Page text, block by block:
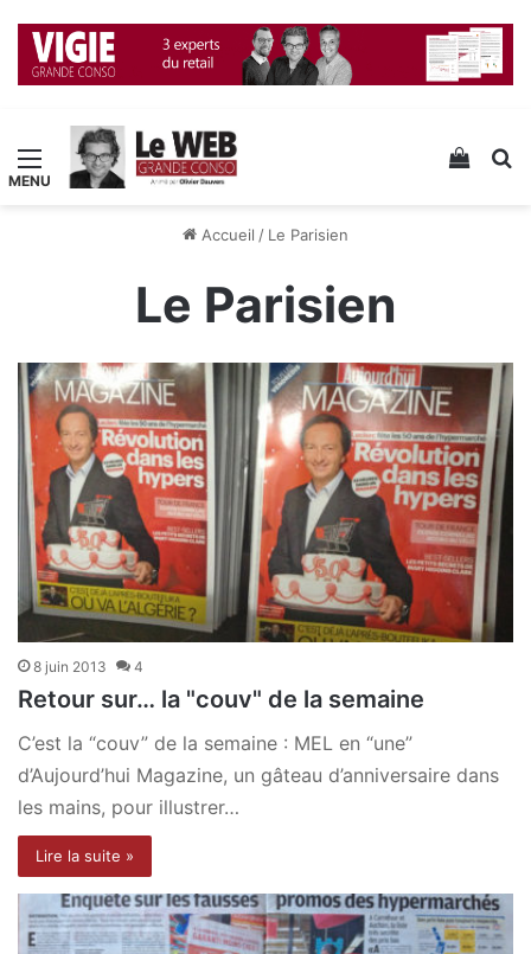
Menu Voir
Accueil / Le Parisien
Le Parisien
8 juin 2013 4
Retour sur… la "couv" de la semaine
C’est la “couv” de la semaine : MEL en “une”
d’Aujourd’hui Magazine, un gâteau d’anniversaire dans
les mains, pour illustrer…
Lire la suite »